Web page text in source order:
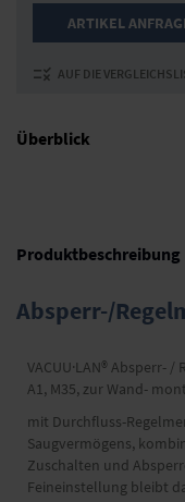
Überblick
ARTIKEL
AUF DIE
Produktbeschreibung
Absperr-/
VACUU·LAN® Absperr-
A1, M35, zur Wand-
mit Durchfluss-
Saugvermögens,
Zuschalten und
Feineinstellung bleibt